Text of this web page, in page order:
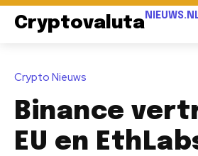
Cryptovaluta
Crypto Nieuws
Binance
EU en